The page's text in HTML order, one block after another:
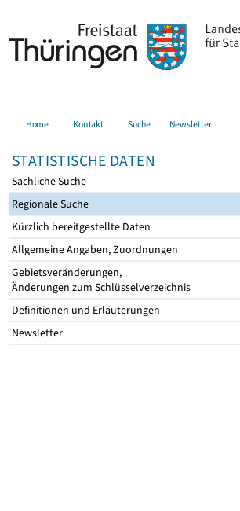
Home Kontakt Suche Newsletter
STATISTISCHE DATEN
Sachliche Suche
Regionale Suche
Kürzlich bereitgestellte Daten
Allgemeine Angaben, Zuordnungen
Gebietsveränderungen,
Änderungen zum Schlüsselverzeichnis
Definitionen und Erläuterungen
Newsletter